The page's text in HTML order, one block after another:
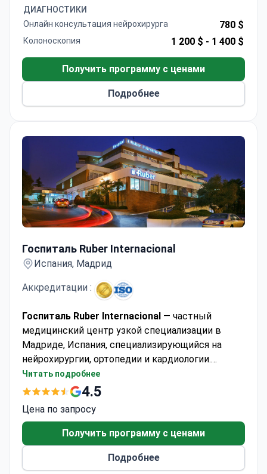
что обычно включает стереотаксическую
лучевую терапию, МРТ, КТ, консультации и
госпитализацию. Отделение нейроонкологии
специализируется на точном воздействии на
опухоль с минимальным повреждением тканей.
ДИАГНОСТИКИ
Онлайн консультация нейрохирурга
780 $
Колоноскопия 1 200 $ - 1 400 $
Получить программу с ценами
Подробнее
Госпиталь Ruber Internacional
Испания, Мадрид
Аккредитации :
Госпиталь Ruber Internacional — частный
медицинский центр узкой специализации в
Мадриде, Испания, специализирующийся на
нейрохирургии, ортопедии и кардиологии.
Клиника принимает взрослых и детей,
предоставляя медицинскую помощь примерно
пациентов приезжают из стран СНГ, Европы и
Содружества, а также из США, Канады и
Австралии.
Читать подробнее
4.5
Цена по запросу
Получить программу с ценами
Подробнее